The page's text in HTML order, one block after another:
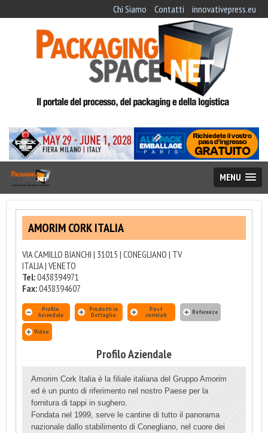
Chi Siamo Contatti innovativepress.eu
MENU
AMORIM CORK ITALIA
VIA CAMILLO BIANCHI | 31015 | CONEGLIANO | TV
ITALIA | VENETO
Tel:0438394971
Fax:0438394607
Profilo
Aziendale
Prodotti in
Dettaglio
Post
correlati Referenze
Video
Profilo Aziendale
Amorim Cork Italia è la filiale italiana del Gruppo Amorim
ed è un punto di riferimento nel nostro Paese per la
fornitura di tappi in sughero.
Fondata nel 1999, serve le cantine di tutto il panorama
nazionale dallo stabilimento di Conegliano, nel cuore dei